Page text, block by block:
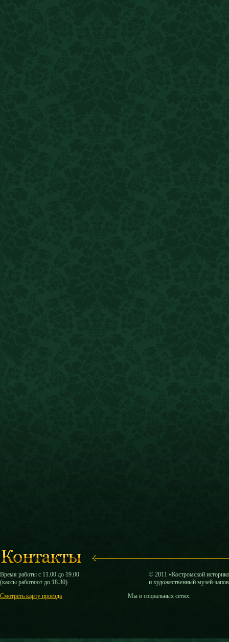
Время работы с 11.00 до 19.00
(кассы работают до 18.30)
Смотреть карту проезда
© 2011 «Костромской
и художественный музей-
Мы в социальных сетях: